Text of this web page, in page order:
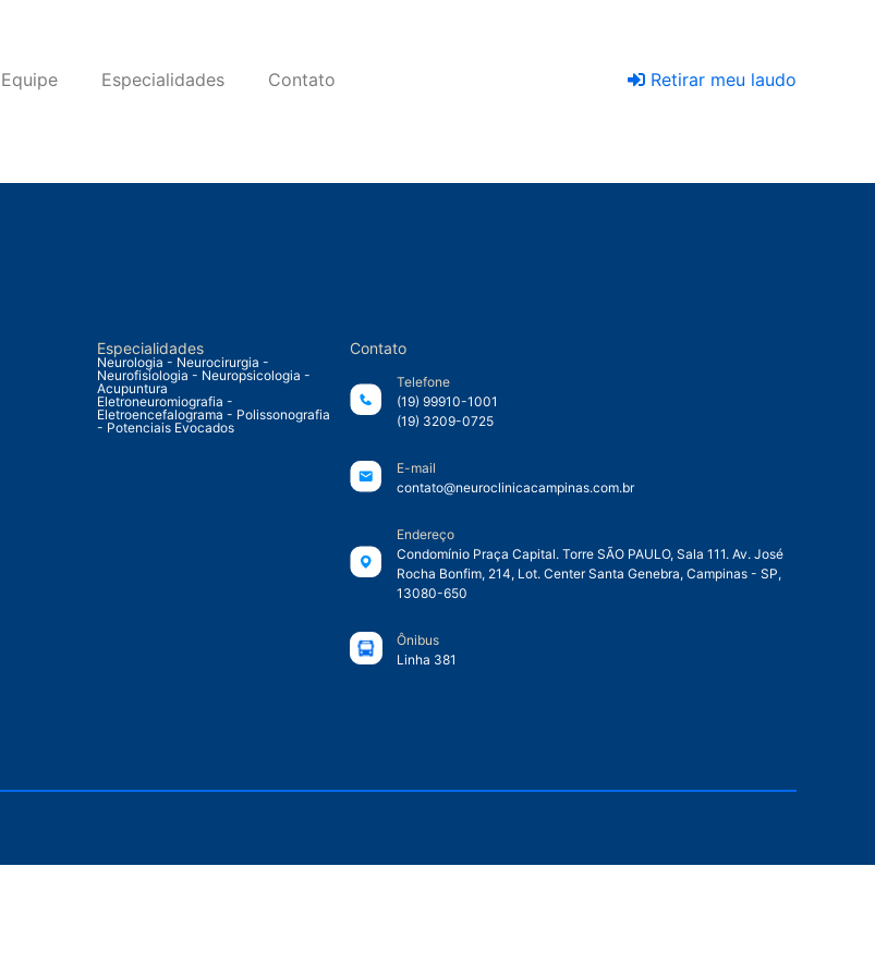
Equipe Especialidades Contato Retirar meu laudo
Especialidades
Neurologia - Neurocirurgia -
Neurofisiologia - Neuropsicologia -
Acupuntura
Eletroneuromiografia -
Eletroencefalograma - Polissonografia
- Potenciais Evocados
Contato
Telefone
(19) 99910-1001
(19) 3209-0725
E-mail
contato@neuroclinicacampinas.com.br
Endereço
Condomínio Praça Capital. Torre SÃO PAULO, Sala 111. Av. José
Rocha Bonfim, 214, Lot. Center Santa Genebra, Campinas - SP,
13080-650
Ônibus
Linha 381